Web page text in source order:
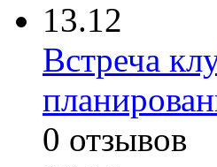
13.12
Встреча
0 отзывов